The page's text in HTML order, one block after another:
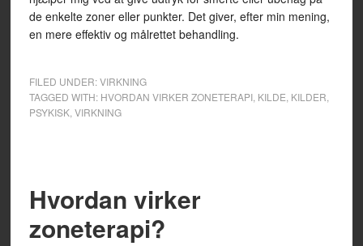
de enkelte zoner eller punkter. Det giver, efter min mening,
en mere effektiv og målrettet behandling.
FILED UNDER:VIRKNING
TAGGED WITH: HVORDAN VIRKER ZONETERAPI, KILDE KILDER
PSYKISK, VIRKNING
Hvordan virker
zoneterapi?